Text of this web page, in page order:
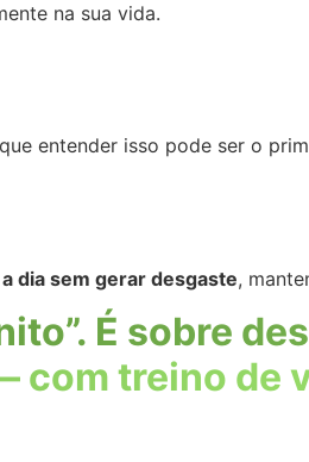
na sua vida.
entender isso pode ser o
dia sem gerar desgaste,
É sobre
com treino de